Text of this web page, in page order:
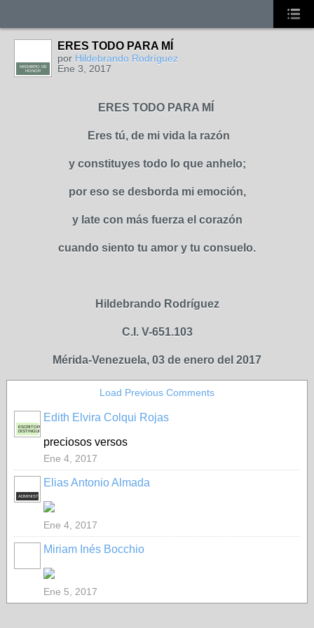
MIEMBRO DE
HONOR
ERES TODO PARA MÍ
por Hildebrando Rodríguez
Ene 3, 2017
ERES TODO PARA MÍ
Eres tú, de mi vida la razón
y constituyes todo lo que anhelo;
por eso se desborda mi emoción,
y late con más fuerza el corazón
cuando siento tu amor y tu consuelo.
Hildebrando Rodríguez
C.I. V-651.103
Mérida-Venezuela, 03 de enero del 2017
Load Previous Comments
ESCRITORA
DISTINGUIDA
Edith Elvira Colqui Rojas
preciosos versos
Ene 4, 2017
ADMINISTRADOR
Elias Antonio Almada
Ene 4, 2017
Miriam Inés Bocchio
Ene 5, 2017